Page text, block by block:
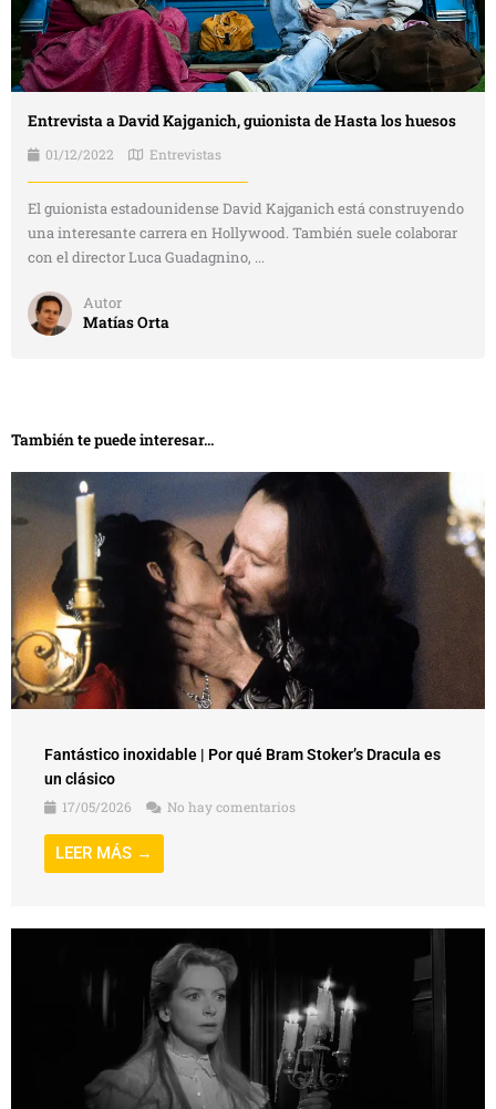
Entrevista a David Kajganich, guionista de Hasta los huesos
01/12/2022 Entrevistas
El guionista estadounidense David Kajganich está construyendo
una interesante carrera en Hollywood. También suele colaborar
con el director Luca Guadagnino, ...
Autor
Matías Orta
También te puede interesar...
Fantástico inoxidable | Por qué Bram Stoker’s Dracula es
un clásico
17/05/2026
No hay comentarios
LEER MÁS →